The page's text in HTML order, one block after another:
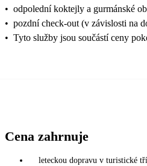
• odpolední koktejly a gurmánské
• pozdní check-out (v závislosti na
• Tyto služby jsou součástí ceny
Cena zahrnuje
leteckou dopravu v turistické